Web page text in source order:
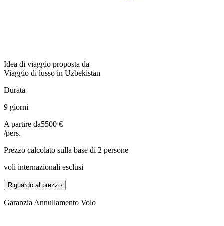
Idea di viaggio proposta da
Viaggio di lusso in Uzbekistan
Durata
9 giorni
A partire da5500 €
/pers.
Prezzo calcolato sulla base di 2 persone
voli internazionali esclusi
Riguardo al prezzo
Garanzia Annullamento Volo